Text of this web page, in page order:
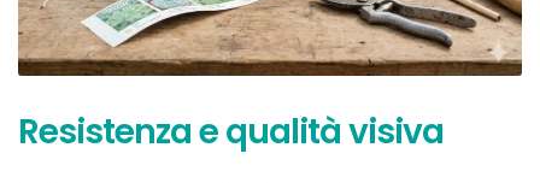
Resistenza e qualità visiva